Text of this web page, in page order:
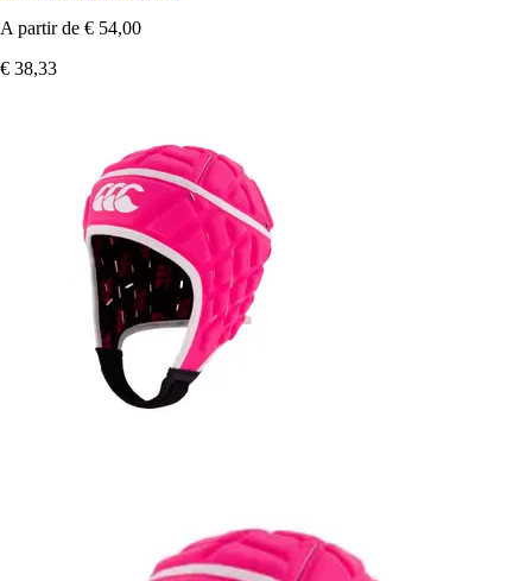
A partir de € 54,00
€ 38,33